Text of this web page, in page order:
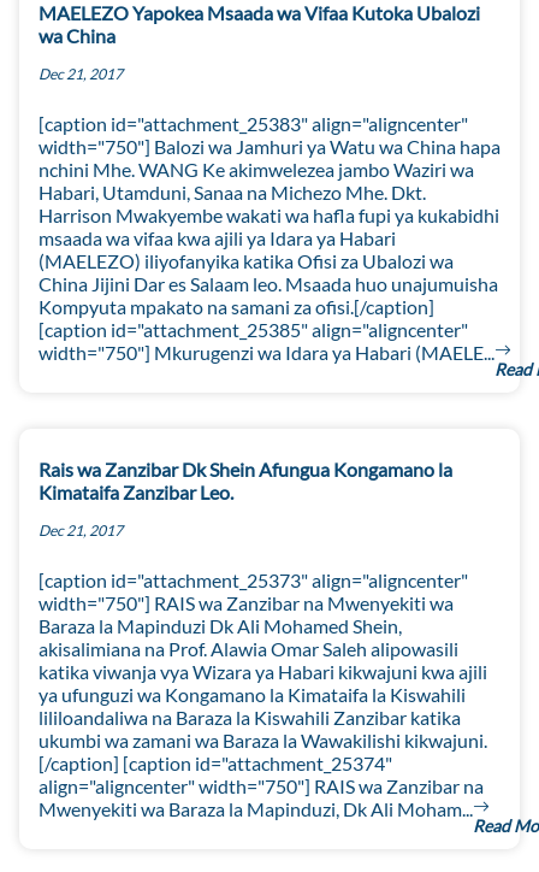
MAELEZO Yapokea Msaada wa Vifaa Kutoka Ubalozi
wa China
Dec 21, 2017
[caption id="attachment_25383" align="aligncenter"
width="750"] Balozi wa Jamhuri ya Watu wa China hapa
nchini Mhe. WANG Ke akimwelezea jambo Waziri wa
Habari, Utamduni, Sanaa na Michezo Mhe. Dkt.
Harrison Mwakyembe wakati wa hafla fupi ya kukabidhi
msaada wa vifaa kwa ajili ya Idara ya Habari
(MAELEZO) iliyofanyika katika Ofisi za Ubalozi wa
China Jijini Dar es Salaam leo. Msaada huo unajumuisha
Kompyuta mpakato na samani za ofisi.[/caption]
[caption id="attachment_25385" align="aligncenter"
width="750"] Mkurugenzi wa Idara ya Habari (MAELE...
Read
Rais wa Zanzibar Dk Shein Afungua Kongamano la
Kimataifa Zanzibar Leo.
Dec 21, 2017
[caption id="attachment_25373" align="aligncenter"
width="750"] RAIS wa Zanzibar na Mwenyekiti wa
Baraza la Mapinduzi Dk Ali Mohamed Shein,
akisalimiana na Prof. Alawia Omar Saleh alipowasili
katika viwanja vya Wizara ya Habari kikwajuni kwa ajili
ya ufunguzi wa Kongamano la Kimataifa la Kiswahili
lililoandaliwa na Baraza la Kiswahili Zanzibar katika
ukumbi wa zamani wa Baraza la Wawakilishi kikwajuni.
[/caption] [caption id="attachment_25374"
align="aligncenter" width="750"] RAIS wa Zanzibar na
Mwenyekiti wa Baraza la Mapinduzi, Dk Ali Moham...
Read